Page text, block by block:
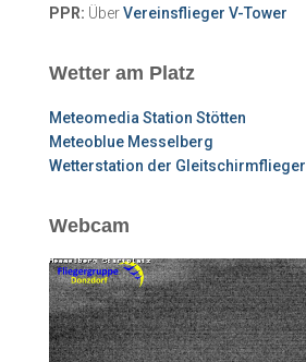
PPR: ÜberVereinsflieger V-Tower
Wetter am Platz
Meteomedia Station Stötten
Meteoblue Messelberg
Wetterstation der Gleitschirmflieger
Webcam